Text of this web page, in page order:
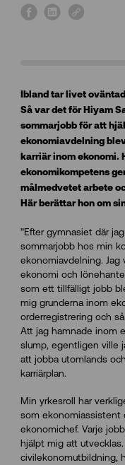
Ibland tar livet
Så var det för Hiyam
sommarjobb för att
ekonomiavdelning
karriär inom ekonomi.
ekonomikompetens
målmedvetet arbete
Här berättar hon om
”Efter gymnasiet där
sommarjobb hos min
ekonomiavdelning.
ekonomi och
som ett tillfälligt jobb
mig grunderna inom
orderregistrering och
Att jag hamnade inom
slump, egentligen ville
att jobba utomlands
karriärplan.
Min yrkesroll har
som ekonomiassistent
ekonomichef. Varje
hjälpt mig att
civilekonomutbildning,